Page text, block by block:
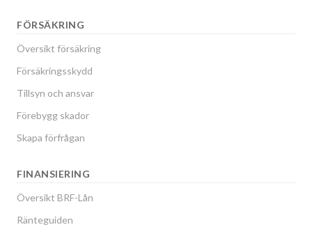
FÖRSÄKRING
Översikt försäkring
Försäkringsskydd
Tillsyn och ansvar
Förebygg skador
Skapa förfrågan
FINANSIERING
Översikt BRF-Lån
Ränteguiden